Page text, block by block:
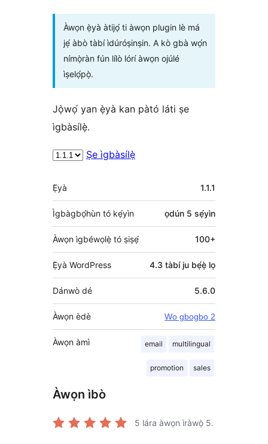
Àwọn ẹ̀yà àtijọ́ ti àwọn plugin lè má
jẹ́ àbò tàbí ìdúróṣinṣin. A kò gbà wọ́n
nímọ̀ràn fún lílò lórí àwọn ojúlé
ìṣelọ́pọ̀.
Jọ̀wọ́ yan ẹ̀yà kan pàtó láti ṣe
ìgbàsílẹ̀.
Ṣe ìgbàsílẹ̀
Àkójọpọ̀
Meta
Ẹ̀yà 1.1.1
Ìgbàgbọ́hùn tó kẹ́yìn ọdún 5 sẹ́yìn
Àwọn ìgbéwọlẹ̀ tó ṣiṣẹ́ 100+
Ẹ̀yà WordPress 4.3 tàbí ju bẹ́ẹ̀ lọ
Dánwò dé 5.6.0
Àwọn èdè Wo gbogbo 2
Àwọn àmì email multilingual
promotion sales
Àwọn ìbò
5 lára àwọn ìràwọ̀ 5.